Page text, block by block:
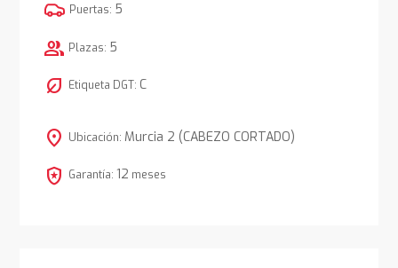
Puertas: 5
group Plazas: 5
nest_eco_leaf Etiqueta DGT: C
location_on Ubicación: Murcia 2 (CABEZO CORTADO)
local_police Garantía: 12 meses